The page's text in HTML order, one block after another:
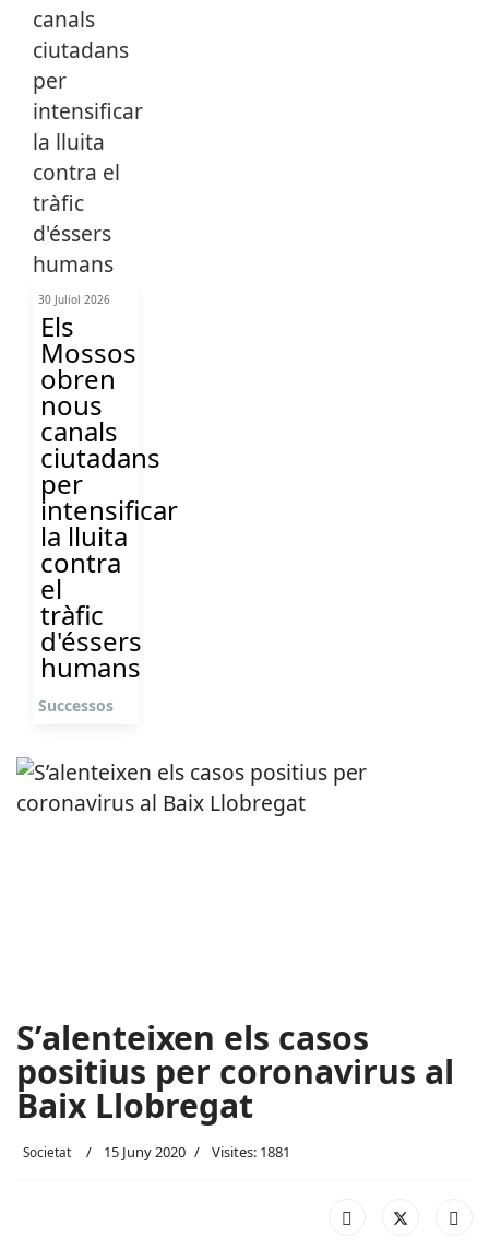
30 Juliol 2026
Els
Mossos
obren
nous
canals
ciutadans
per
intensificar
la lluita
contra
el
tràfic
d'éssers
humans
Successos
S’alenteixen els casos
positius per coronavirus al
Baix Llobregat
Societat 15 Juny 2020 Visites: 1881